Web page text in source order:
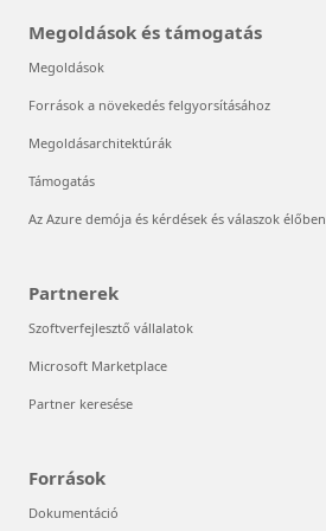
Megoldások és támogatás
Megoldások
Források a növekedés felgyorsításához
Megoldásarchitektúrák
Támogatás
Az Azure demója és kérdések és válaszok élőben
Partnerek
Szoftverfejlesztő vállalatok
Microsoft Marketplace
Partner keresése
Források
Dokumentáció